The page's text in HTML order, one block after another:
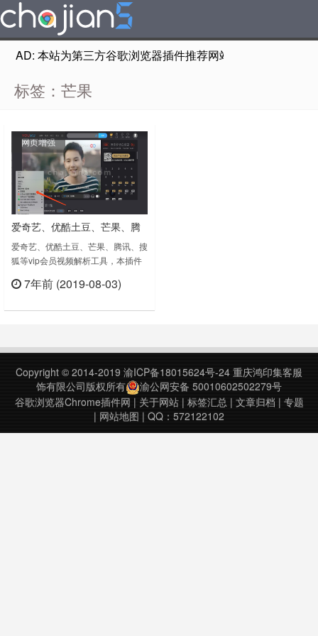
AD: 本站为第三方谷歌浏览器插件推荐网站，非Google
标签：芒果
网页增强
爱奇艺、优酷土豆、芒果、腾
讯、搜狐等VIP会员视频
Chrome解析工具
爱奇艺、优酷土豆、芒果、腾讯、搜
狐等vip会员视频解析工具，本插件
插件代码仅供技术学习。
支持清晰度2019.05.30 针对部分线
视频（解析工具）插件下载……
7年前 (2019-08-03)
Copyright © 2014-2019 渝ICP备18015624号-24 重庆鸿印集客服
饰有限公司版权所有
渝公网安备 50010602502279号
谷歌浏览器Chrome插件网 | 关于网站| 标签汇总| 文章归档 | 专题
| 网站地图 | QQ：572122102